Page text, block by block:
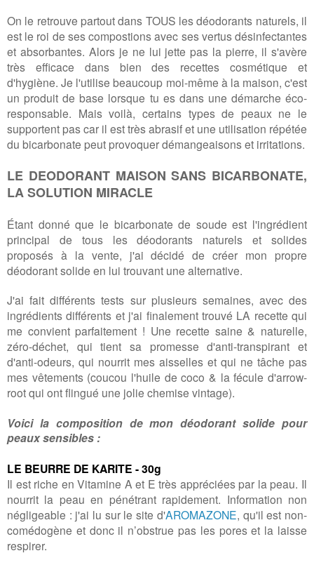
On le retrouve partout dans TOUS les déodorants naturels, il
est le roi de ses compostions avec ses vertus désinfectantes
et absorbantes. Alors je ne lui jette pas la pierre, il s'avère
très efficace dans bien des recettes cosmétique et
d'hygiène. Je l'utilise beaucoup moi-même à la maison, c'est
un produit de base lorsque tu es dans une démarche éco-
responsable. Mais voilà, certains types de peaux ne le
supportent pas car il est très abrasif et une utilisation répétée
du bicarbonate peut provoquer démangeaisons et irritations.
LE DEODORANT MAISON SANS BICARBONATE,
LA SOLUTION MIRACLE
Étant donné que le bicarbonate de soude est l'ingrédient
principal de tous les déodorants naturels et solides
proposés à la vente, j'ai décidé de créer mon propre
déodorant solide en lui trouvant une alternative.
J'ai fait différents tests sur plusieurs semaines, avec des
ingrédients différents et j'ai finalement trouvé LA recette qui
me convient parfaitement ! Une recette saine & naturelle,
zéro-déchet, qui tient sa promesse d'anti-transpirant et
d'anti-odeurs, qui nourrit mes aisselles et qui ne tâche pas
mes vêtements (coucou l'huile de coco & la fécule d'arrow-
root qui ont flingué une jolie chemise vintage).
Voici la composition de mon déodorant solide pour
peaux sensibles :
LE BEURRE DE KARITE - 30g
Il est riche en Vitamine A et E très appréciées par la peau. Il
nourrit la peau en pénétrant rapidement. Information non
négligeable : j'ai lu sur le site d'AROMAZONE, qu'il est non-
comédogène et donc il n’obstrue pas les pores et la laisse
respirer.